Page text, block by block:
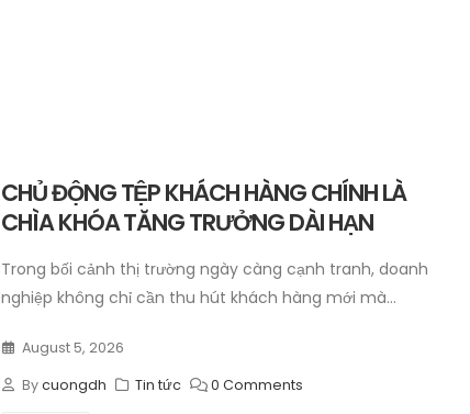
CHỦ ĐỘNG TỆP KHÁCH HÀNG CHÍNH LÀ
CHÌA KHÓA TĂNG TRƯỞNG DÀI HẠN
Trong bối cảnh thị trường ngày càng cạnh tranh, doanh
nghiệp không chỉ cần thu hút khách hàng mới mà...
August 5, 2026
Bycuongdh Tin tức 0 Comments